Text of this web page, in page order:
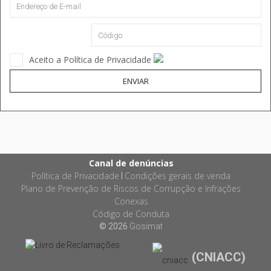
Aceito a Política de Privacidade
ENVIAR
Canal de denúncias
Política de Privacidade Condições gerais de venda
Plano de Prevenção de Riscos de Corrupção e Infrações
Conexas
Código de Conduta
© 2026 Gosimat
(CNIACC)